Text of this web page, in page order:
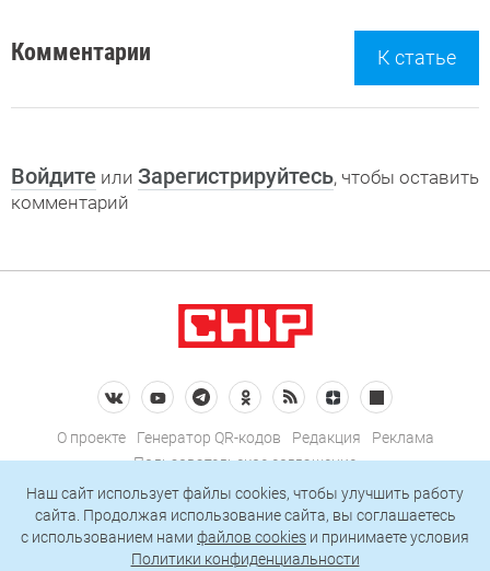
Комментарии К статье
Войдите или Зарегистрируйтесь, чтобы оставить
комментарий
О проекте Генератор QR-кодов Редакция
Реклама
Пользовательское соглашение
Политика конфиденциальности
Подписаться на рассылку
Наш сайт использует файлы cookies, чтобы улучшить работу
сайта. Продолжая использование сайта, вы соглашаетесь
c использованием нами файлов cookies и принимаете условия
Политики конфиденциальности